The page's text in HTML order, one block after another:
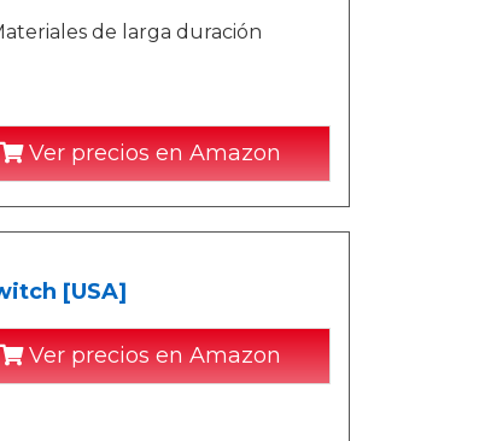
de larga duración
Ver precios en Amazon
[USA]
Ver precios en Amazon